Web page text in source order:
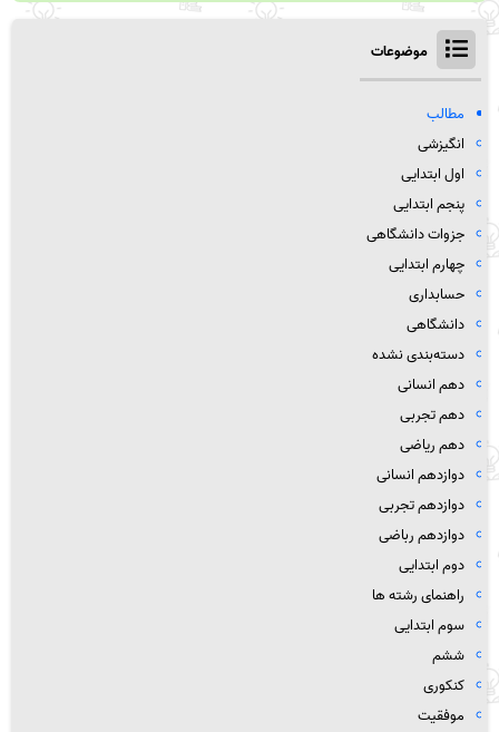
موضوعات
مطالب
انگیزشی
اول ابتدایی
پنجم ابتدایی
جزوات دانشگاهی
چهارم ابتدایی
حسابداری
دانشگاهی
دسته‌بندی نشده
دهم انسانی
دهم تجربی
دهم ریاضی
دوازدهم انسانی
دوازدهم تجربی
دوازدهم رباضی
دوم ابتدایی
راهنمای رشته ها
سوم ابتدایی
ششم
کنکوری
موفقیت